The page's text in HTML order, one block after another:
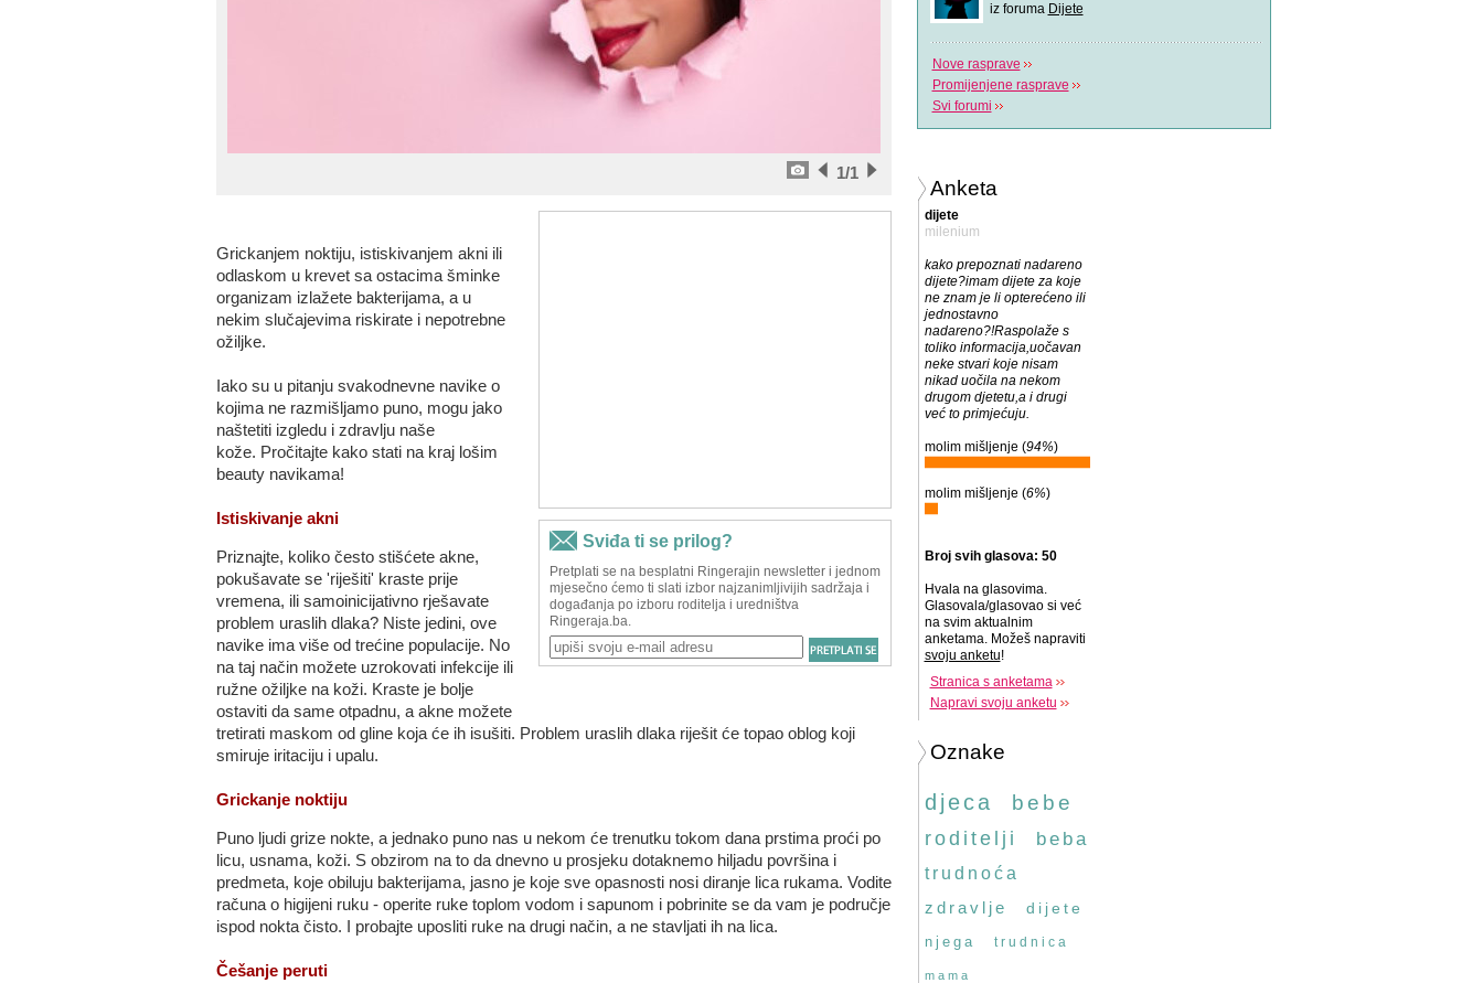
/1
1
Grickanjem noktiju, istiskivanjem akni ili
odlaskom u krevet sa ostacima šminke
organizam izlažete bakterijama, a u
nekim slučajevima riskirate i nepotrebne
ožiljke.
Iako su u pitanju svakodnevne navike o
kojima ne razmišljamo puno, mogu jako
naštetiti izgledu i zdravlju naše
kože. Pročitajte kako stati na kraj lošim
beauty navikama!
Istiskivanje akni
Priznajte, koliko često stišćete akne,
pokušavate se 'riješiti' kraste prije
vremena, ili samoinicijativno rješavate
problem uraslih dlaka? Niste jedini, ove
navike ima više od trećine populacije. No
na taj način možete uzrokovati infekcije ili
ružne ožiljke na koži. Kraste je bolje
ostaviti da same otpadnu, a akne možete
tretirati maskom od gline koja će ih isušiti. Problem uraslih dlaka riješit će topao oblog koji
smiruje iritaciju i upalu.
Grickanje noktiju
Puno ljudi grize nokte, a jednako puno nas u nekom će trenutku tokom dana prstima proći po
licu, usnama, koži. S obzirom na to da dnevno u prosjeku dotaknemo hiljadu površina i
predmeta, koje obiluju bakterijama, jasno je koje sve opasnosti nosi diranje lica rukama. Vodite
računa o higijeni ruku - operite ruke toplom vodom i sapunom i pobrinite se da vam je područje
ispod nokta čisto. I probajte uposliti ruke na drugi način, a ne stavljati ih na lica.
Češanje peruti
iz foruma Dijete
Nove rasprave
Promijenjene rasprave
Svi forumi
Anketa
dijete
milenium
kako prepoznati nadareno
dijete?imam dijete za koje
ne znam je li opterećeno ili
jednostavno
nadareno?!Raspolaže s
toliko informacija,uočavan
neke stvari koje nisam
nikad uočila na nekom
drugom djetetu,a i drugi
već to primjećuju.
molim mišljenje (94%)
molim mišljenje (6%)
Broj svih glasova: 50
Hvala na glasovima.
Glasovala/glasovao si već
na svim aktualnim
anketama. Možeš napraviti
svoju anketu!
Stranica s anketama
Napravi svoju anketu
Oznake
djeca bebe
roditelji beba
trudnoća
zdravlje
dijete
njega trudnica
mama